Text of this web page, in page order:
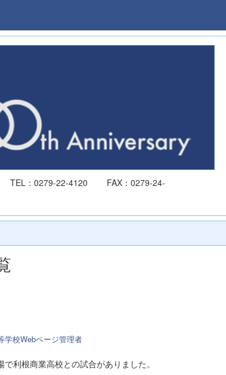
：0279-22-4120 FAX：0279-24-
学校Webページ管理者
利根商業高校との試合がありました。